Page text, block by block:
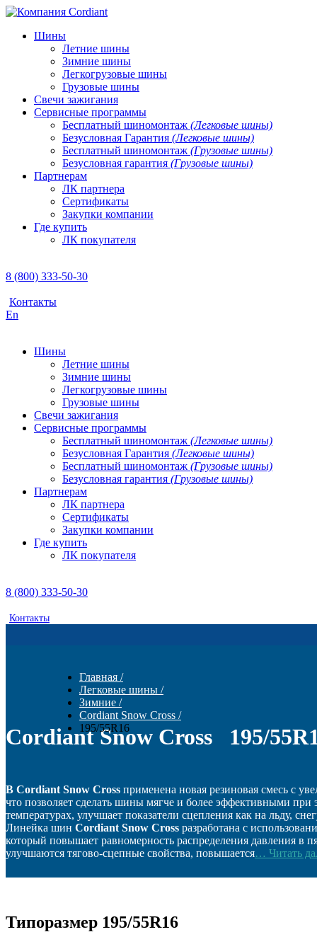
Шины
Летние шины
Зимние шины
Легкогрузовые шины
Грузовые шины
Свечи зажигания
Сервисные программы
Бесплатный шиномонтаж (Легковые шины)
Безусловная Гарантия (Легковые шины)
Бесплатный шиномонтаж (Грузовые шины)
Безусловная гарантия (Грузовые шины)
Партнерам
ЛК партнера
Сертификаты
Закупки компании
Где купить
ЛК покупателя
8 (800) 333-50-30
Контакты
En
Шины
Летние шины
Зимние шины
Легкогрузовые шины
Грузовые шины
Свечи зажигания
Сервисные программы
Бесплатный шиномонтаж (Легковые шины)
Безусловная Гарантия (Легковые шины)
Бесплатный шиномонтаж (Грузовые шины)
Безусловная гарантия (Грузовые шины)
Партнерам
ЛК партнера
Сертификаты
Закупки компании
Где купить
ЛК покупателя
8 (800) 333-50-30
Контакты
Главная /
Легковые шины /
Зимние /
Cordiant Snow Cross /
195/55R16
Cordiant Snow Cross 195/
В Cordiant Snow Cross применена новая резиновая смесь с
что позволяет сделать шины мягче и более эффективными при
температурах, улучшает показатели сцепления как на льду,
Линейка шин Cordiant Snow Cross разработана с
который повышает равномерность распределения давления в
улучшаются тягово-сцепные свойства, повышается… Читать
Типоразмер 195/55R16